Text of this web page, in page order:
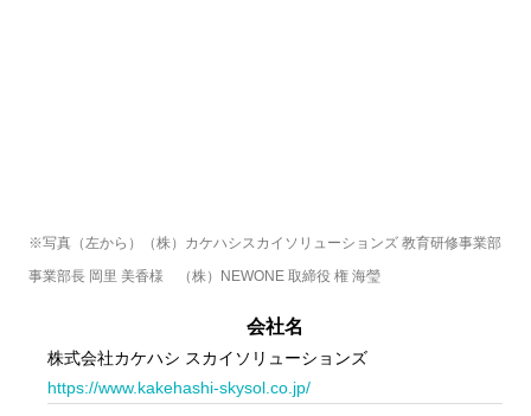
※写真（左から）（株）カケハシスカイソリューションズ 教育研修事業部
事業部長 岡里 美香様　（株）NEWONE 取締役 権 海瑩
会社名
株式会社カケハシ スカイソリューションズ
https://www.kakehashi-skysol.co.jp/